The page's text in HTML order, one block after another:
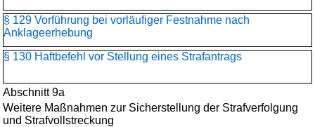
§ 129 Vorführung bei vorläufiger Festnahme nach
Anklageerhebung
§ 130 Haftbefehl vor Stellung eines Strafantrags
Abschnitt 9a
Weitere Maßnahmen zur Sicherstellung der Strafverfolgung
und Strafvollstreckung